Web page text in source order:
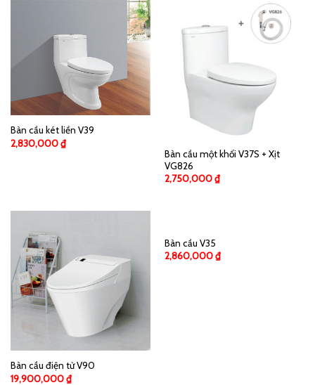
Bàn cầu két liền V39
2,830,000₫
Bàn cầu một khối V37S + Xịt
VG826
2,750,000₫
Bàn cầu điện tử V90
19,900,000₫
Bàn cầu V35
2,860,000₫